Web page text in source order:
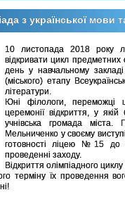
з української мови
10 листопада 2018 року
відкривати цикл предметних
день у навчальному закладі
(міського) етапу
літератури.
Юні філологи, переможці
церемонії відкриття, у
учнівська громада
Мельниченко у своєму
готовності ліцею №15 до
проведенні заходу.
Відкриття олімпіадного
терміну їх проведення